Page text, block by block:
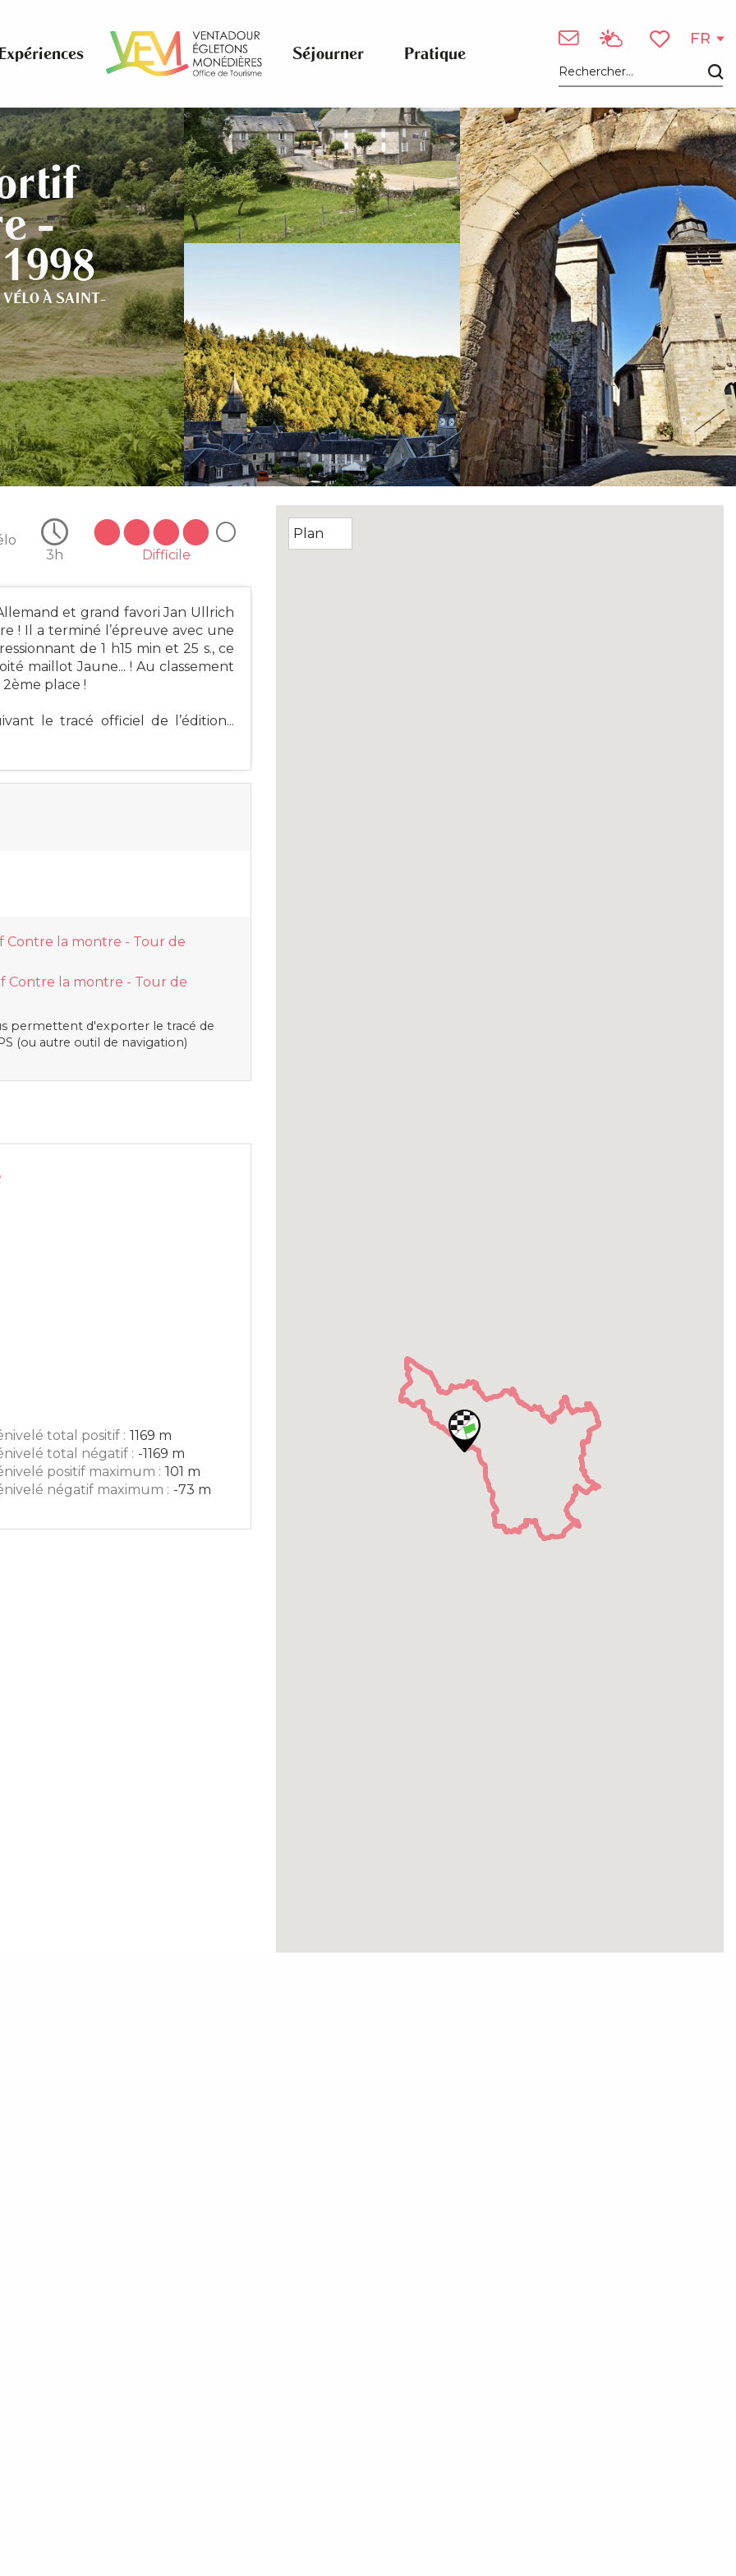
Recherche
FR
Séjourner Pratique
Voir les photos (4)
-
VÉLO À SAINT-
3h
Difficile
et grand favori Jan Ullrich
! Il a terminé l’épreuve avec une
de 1 h15 min et 25 s., ce
maillot Jaune... ! Au classement
place !
le tracé officiel de l’édition...
Contre la montre - Tour de
Contre la montre - Tour de
permettent d'exporter le tracé de
(ou autre outil de navigation)
total positif : 1169 m
total négatif : -1169 m
positif maximum : 101 m
négatif maximum : -73 m